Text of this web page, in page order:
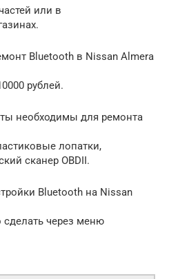
или в
Bluetooth в Nissan Almera
рублей.
необходимы для ремонта
лопатки,
сканер OBDII.
Bluetooth на Nissan
через меню